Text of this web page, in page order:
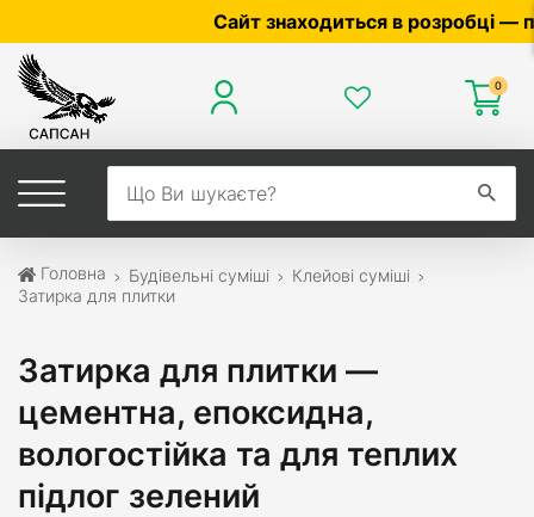
Сайт знаходиться в розробці — по ціні
0
Головна Будівельні суміші
Клейові суміші
Затирка для плитки
Затирка для плитки —
цементна, епоксидна,
вологостійка та для теплих
підлог зелений